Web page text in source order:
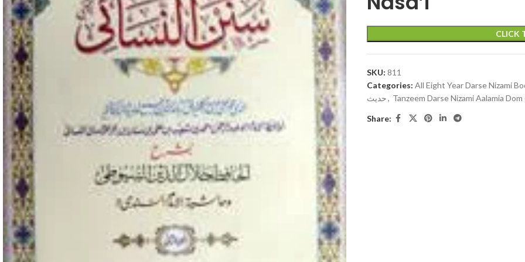
CLICK
SKU: 811
Categories: All Eight Year Darse Nizami
حدیث, Tanzeem Darse Nizami Aalamia
Share: